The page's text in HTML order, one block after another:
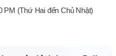
PM (Thứ Hai đến Chủ Nhật)